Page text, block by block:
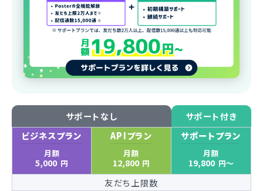
サポートなし
サポート付き
ビジネスプラン
月額
5,000 円
APIプラン
月額
12,800 円
サポートプラン
月額
19,800 円〜
友だち上限数